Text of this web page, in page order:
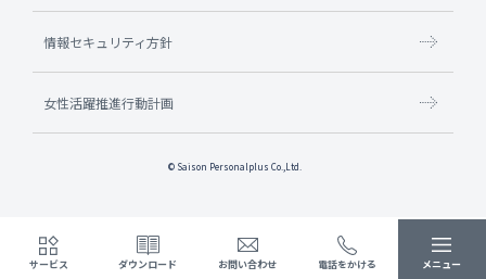
サービス ダウンロード お問い合わせ 電話をかける メニュー
情報セキュリティ方針
女性活躍推進行動計画
© Saison Personalplus Co.,Ltd.